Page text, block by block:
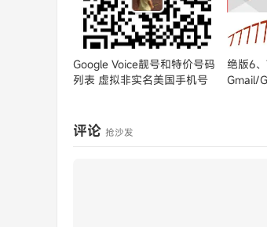
Google Voice靓号和特价号码
列表 虚拟非实名美国手机号
绝版6
Gmail/
评论 抢沙发